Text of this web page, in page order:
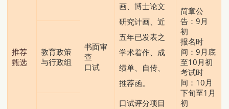
推荐
甄选
书面审
查
口试
画、博士论文
研究计画、近
五年已发表之
学术着作、成
绩单、自传、
推荐函。
口试评分项目
简章公
告：9月
初
报名时
间：9月底
至10月初
考试时
间：10月
下旬至1月
初
教育政策
与行政组